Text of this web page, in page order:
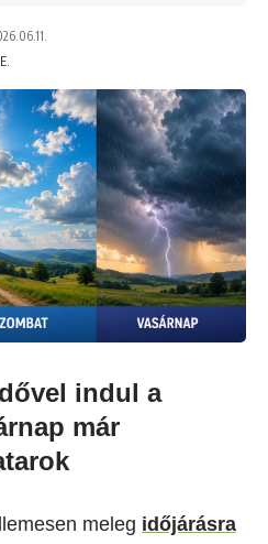
indul a
már
meleg időjárásra